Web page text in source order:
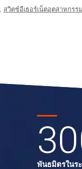
สวิตช์อีเธอร์เน็ตอุตสาหกรรม
พันธมิตรในร